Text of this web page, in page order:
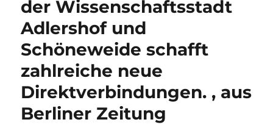
der Wissenschaftsstadt
Adlershof und
Schöneweide schafft
zahlreiche neue
Direktverbindungen. , aus
Berliner Zeitung